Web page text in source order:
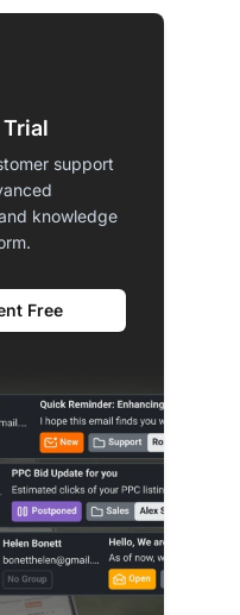
support
knowledge
Free